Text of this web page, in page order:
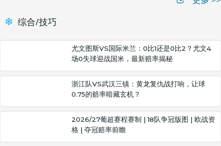
综合/技巧
尤文图斯VS国际米兰：0比1还是0比2？尤文4
场0失球迎战国米，最新赔率揭秘
浙江队VS武汉三镇：黄龙复仇战打响，让球
0.75的赔率暗藏玄机？
2026/27葡超赛程赛制 | 18队争冠版图 | 欧战资
格 | 夺冠赔率前瞻